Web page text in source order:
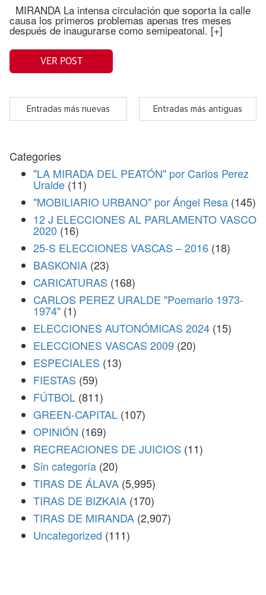
MIRANDA La intensa circulación que soporta la calle
causa los primeros problemas apenas tres meses
después de inaugurarse como semipeatonal. [+]
VER POST
Entradas más nuevas Entradas más antiguas
Categories
"LA MIRADA DEL PEATÓN" por Carlos Perez
Uralde (11)
"MOBILIARIO URBANO" por Ángel Resa (145)
12 J ELECCIONES AL PARLAMENTO VASCO
2020 (16)
25-S ELECCIONES VASCAS – 2016 (18)
BASKONIA (23)
CARICATURAS (168)
CARLOS PEREZ URALDE "Poemario 1973-
1974" (1)
ELECCIONES AUTONÓMICAS 2024 (15)
ELECCIONES VASCAS 2009 (20)
ESPECIALES (13)
FIESTAS (59)
FÚTBOL (811)
GREEN-CAPITAL (107)
OPINIÓN (169)
RECREACIONES DE JUICIOS (11)
Sin categoría (20)
TIRAS DE ÁLAVA (5,995)
TIRAS DE BIZKAIA (170)
TIRAS DE MIRANDA (2,907)
Uncategorized (111)